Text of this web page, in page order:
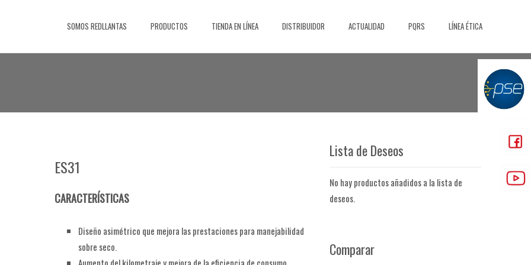
SOMOS REDLLANTAS PRODUCTOS TIENDA EN LÍNEA DISTRIBUIDOR ACTUALIDAD PQRS LÍNEA ÉTICA
ES31
CARACTERÍSTICAS
Diseño asimétrico que mejora las prestaciones para manejabilidad
sobre seco.
Lista de Deseos
No hay productos añadidos a la lista de
deseos.
Comparar